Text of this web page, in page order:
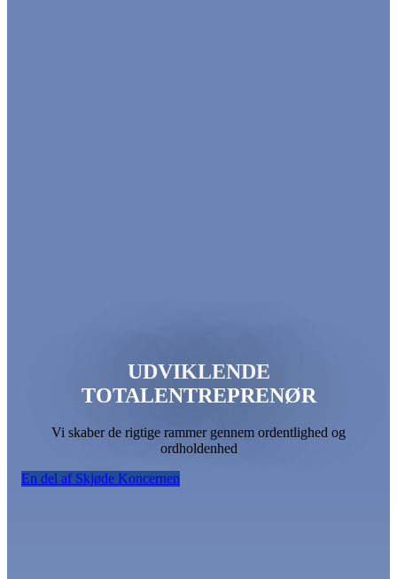
UDVIKLENDE
TOTALENTREPRENØR
Vi skaber de rigtige rammer gennem ordentlighed og
ordholdenhed
En del af Skjøde Koncernen